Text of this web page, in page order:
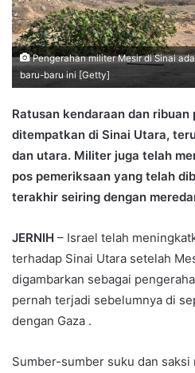
Pengerahan militer Mesir di Sinai
baru-baru ini [Getty]
Ratusan kendaraan dan
ditempatkan di Sinai Utara,
dan utara. Militer juga telah
pos pemeriksaan yang telah
terakhir seiring dengan
JERNIH – Israel telah
terhadap Sinai Utara setelah
digambarkan sebagai
pernah terjadi sebelumnya di
dengan Gaza .
Sumber-sumber suku dan saksi